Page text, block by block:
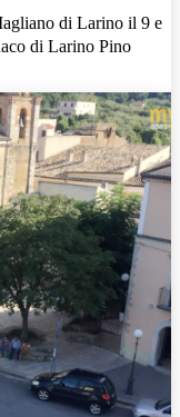
di Larino il 9 e
di Larino Pino